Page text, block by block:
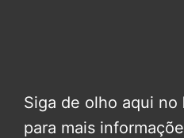
Siga de olho aqui no
para mais